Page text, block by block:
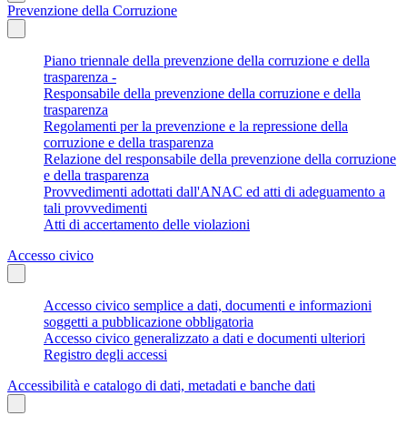
Prevenzione della Corruzione
Piano triennale della prevenzione della corruzione e della
trasparenza -
Responsabile della prevenzione della corruzione e della
trasparenza
Regolamenti per la prevenzione e la repressione della
corruzione e della trasparenza
Relazione del responsabile della prevenzione della corruzione
e della trasparenza
Provvedimenti adottati dall'ANAC ed atti di adeguamento a
tali provvedimenti
Atti di accertamento delle violazioni
Accesso civico
Accesso civico semplice a dati, documenti e informazioni
soggetti a pubblicazione obbligatoria
Accesso civico generalizzato a dati e documenti ulteriori
Registro degli accessi
Accessibilità e catalogo di dati, metadati e banche dati